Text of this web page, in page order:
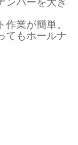
業が簡単。
てもホールナ